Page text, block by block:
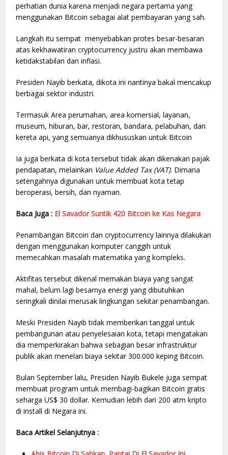
perhatian dunia karena menjadi negara pertama yang
menggunakan Bitcoin sebagai alat pembayaran yang sah.
Langkah itu sempat menyebabkan protes besar-besaran
atas kekhawatiran cryptocurrency justru akan membawa
ketidakstabilan dan inflasi.
Presiden Nayib berkata, dikota ini nantinya bakal mencakup
berbagai sektor industri.
Termasuk Area perumahan, area komersial, layanan,
museum, hiburan, bar, restoran, bandara, pelabuhan, dan
kereta api, yang semuanya dikhususkan untuk Bitcoin
Ia juga berkata di kota tersebut tidak akan dikenakan pajak
pendapatan, melainkan Value Added Tax (VAT). Dimana
setengahnya digunakan untuk membuat kota tetap
beroperasi, bersih, dan nyaman.
Baca Juga : El Savador Suntik 420 Bitcoin ke Kas Negara
Penambangan Bitcoin dan cryptocurrency lainnya dilakukan
dengan menggunakan komputer canggih untuk
memecahkan masalah matematika yang kompleks.
Aktifitas tersebut dikenal memakan biaya yang sangat
mahal, belum lagi besarnya energi yang dibutuhkan
seringkali dinilai merusak lingkungan sekitar penambangan.
Meski Presiden Nayib tidak memberikan tanggal untuk
pembangunan atau penyelesaian kota, tetapi mengatakan
dia memperkirakan bahwa sebagian besar infrastruktur
publik akan menelan biaya sekitar 300.000 keping Bitcoin.
Bulan September lalu, Presiden Nayib Bukele juga sempat
membuat program untuk membagi-bagikan Bitcoin gratis
seharga US$ 30 dollar. Kemudian lebih dari 200 atm kripto
di install di Negara ini.
Baca Artikel Selanjutnya :